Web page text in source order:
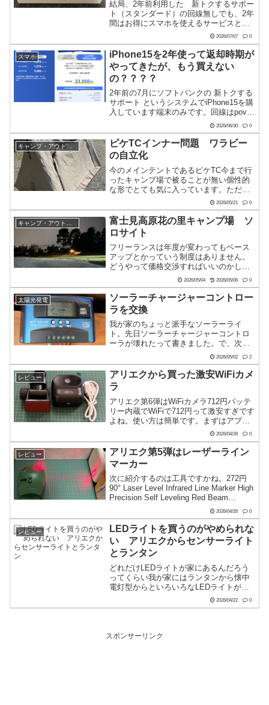
結局、2年前利用した 新トクするサポー
ト（スタンダード）の回線無しでも、2年
間はお得にスマホを使えるサービスと同
等な劇的にお安いサービスは見つけられ
ませんでした。嫁さんには月々1円だから
機種変しなよ って言ってたんで、平謝
りです。MNPして...
2026/07/07 0
スマホ
iPhone15を2年使って返却時期が
やってきたが、もう買えない
の？？？？
2年前の7月にソフトバンクの 新トクする
サポート というシステムでiPhone15を購
入しています端末のみです。回線はpovo
＋楽天使ってるんで。購入というか残ク
レ的な支払い方ですね。毎月917円この毎
月917円というのは最初の2年間だけ。...
2026/06/30 0
キャンプ・アウトドア
ピケTCインナー問題 ワラビー
の自立化
今のメインテントであるピケTC今まで行
ったキャンプ場で被ることが無い個性的
な形でとても気に入っています。ただ、
困っているのがインナーが無いこと。フ
カヅメSSを入れて使うことが多いのです
が、かなりキチキチで一方の入り口が使
いにくくなる。で、一...
2026/05/21 0
富士見高原花の里キャンプ場 ソ
ロサイト
フリーランスは年度が変わってもベース
アップとかっていう制度はありません。
どうやって価格交渉すればいいのかし
ら？そんな感じなのでお安いキャンプ場
を探して今年初のキャンプに行ってきま
した。行き先は長野県の富士見高原花の
里キャンプ場です。キャンプ...
2026/05/04 2026/05/06 0
太陽光発電
ソーラーチャージャーコントロー
ラを交換
我が家のちょっと派手なソーラーライ
ト。先日ソーラーチャージャーコントロ
ーラが壊れたって書きました。で、次は
MPPT式をって探してこれにしてみたん
です。1773円で買いました。ですが、安
めなので完全なMPPTでは無く、こんな
記載があります。N...
2026/05/02 2
レビュー
アリエクから買った激安WiFiカメ
ラ
アリエク第6弾はWiFiカメラ712円バッテ
リー内蔵でWiFiで712円って激安すぎです
よね。使い方は簡単です。まずはアプリ
を入れます。アプリを立ち上げて、デバ
イスを追加で、カメラの電源を入れま
す。すると勝手に認識されますので接続
させます。...
2026/04/28 0
レビュー
アリエク第5弾はレーザーライン
マーカー
次に紹介するのは工具ですかね。272円
90° Laser Level Infrared Line Marker High
Precision Self Leveling Red Beam
2026/04/26 0
レビュー
LEDライトを買うのがやめられな
い アリエクからセンサーライト
とランタン
どれだけLEDライトが家にあるんだろう
ってくらい我が家にはランタンから懐中
電灯型からといろいろなLEDライトがあ
りますが、また買ってしまいました。っ
てことで、アリエク第3弾はセンサーライ
2026/04/22 0
スポンサーリンク